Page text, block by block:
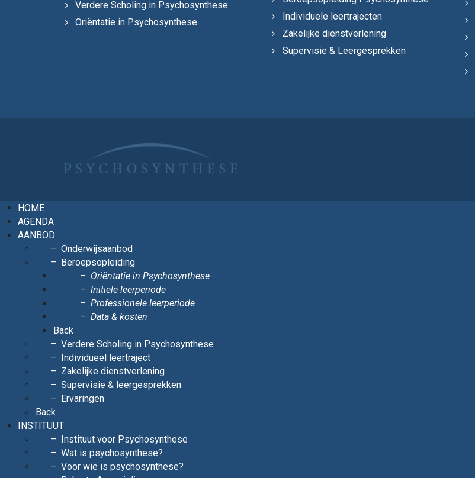
Verdere Scholing in Psychosynthese
Oriëntatie in Psychosynthese
Individuele leertrajecten
Zakelijke dienstverlening
Supervisie & Leergesprekken
HOME
AGENDA
AANBOD
Onderwijsaanbod
Beroepsopleiding
Oriëntatie in Psychosynthese
Initiële leerperiode
Professionele leerperiode
Data & kosten
Back
Verdere Scholing in Psychosynthese
Individueel leertraject
Zakelijke dienstverlening
Supervisie & leergesprekken
Ervaringen
Back
INSTITUUT
Instituut voor Psychosynthese
Wat is psychosynthese?
Voor wie is psychosynthese?